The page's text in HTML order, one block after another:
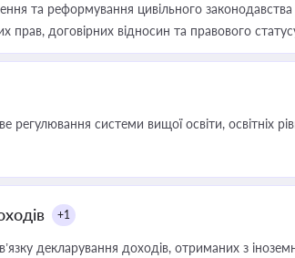
та реформування цивільного
прав, договірних відносин та правового
системи вищої освіти, освітніх
+1
декларування доходів, отриманих з